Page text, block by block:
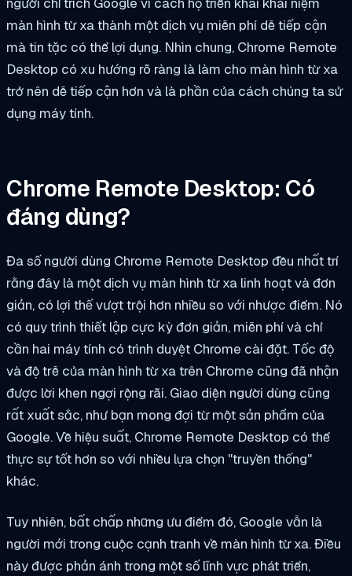
màn hình từ xa thành một dịch vụ miễn phí dễ tiếp cận
mà tin tặc có thể lợi dụng. Nhìn chung, Chrome Remote
Desktop có xu hướng rõ ràng là làm cho màn hình từ xa
trở nên dễ tiếp cận hơn và là phần của cách chúng ta sử
dụng máy tính.
Chrome Remote Desktop: Có
đáng dùng?
Đa số người dùng Chrome Remote Desktop đều nhất trí
rằng đây là một dịch vụ màn hình từ xa linh hoạt và đơn
giản, có lợi thế vượt trội hơn nhiều so với nhược điểm. Nó
có quy trình thiết lập cực kỳ đơn giản, miễn phí và chỉ
cần hai máy tính có trình duyệt Chrome cài đặt. Tốc độ
và độ trễ của màn hình từ xa trên Chrome cũng đã nhận
được lời khen ngợi rộng rãi. Giao diện người dùng cũng
rất xuất sắc, như bạn mong đợi từ một sản phẩm của
Google. Về hiệu suất, Chrome Remote Desktop có thể
thực sự tốt hơn so với nhiều lựa chọn "truyền thống"
khác.
Tuy nhiên, bất chấp những ưu điểm đó, Google vẫn là
người mới trong cuộc cạnh tranh về màn hình từ xa. Điều
này được phản ánh trong một số lĩnh vực phát triển,